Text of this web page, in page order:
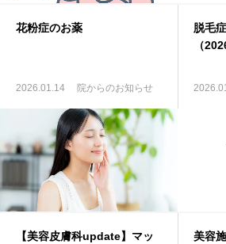
花粉症のお薬
2026.01.14 院からのお知らせ
脱毛
（
【美容皮膚科update】マッ
美容
アクセス